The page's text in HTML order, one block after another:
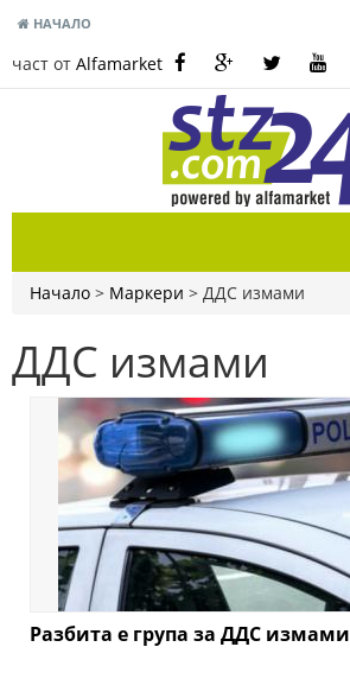
НАЧАЛО
част от Alfamarket
Начало > Маркери > ДДС измами
ДДС измами
Разбита е група за ДДС измами